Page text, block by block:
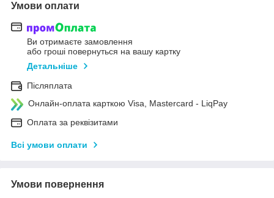
Умови оплати
Ви отримаєте замовлення
або гроші повернуться на вашу картку
Детальніше
Післяплата
Онлайн-оплата карткою Visa, Mastercard - LiqPay
Оплата за реквізитами
Всі умови оплати
Умови повернення